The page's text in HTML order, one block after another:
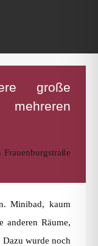
große
Frauenburgstraße
Minibad, kaum
anderen Räume,
Dazu wurde noch